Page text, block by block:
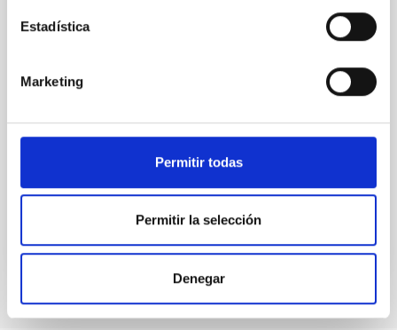
Estadística
Marketing
Permitir todas
Permitir la selección
Denegar
inductance detector (LEKID) technology that
operated until
Lundgren, A. et al.
NÚMERO DE CITAS 0